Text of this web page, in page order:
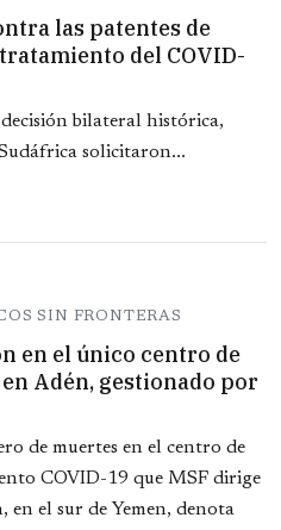
las patentes de
del COVID-
bilateral histórica,
solicitaron...
SIN FRONTERAS
en el único centro de
Adén, gestionado por
de muertes en el centro de
COVID-19 que MSF dirige
en el sur de Yemen, denota